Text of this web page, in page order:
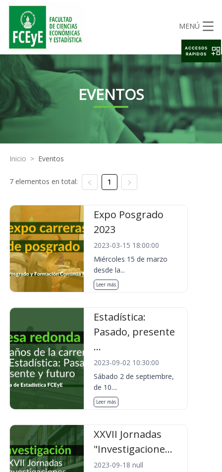
MENÚ
EVENTOS
Inicio > Eventos
7 elementos en total: 1
Expo Posgrado
2023
2023-03-15 18:00:00
Miércoles 15 de marzo
desde la...
Leer más
Estadística:
Pasado, presente
...
2023-09-02 10:30:00
Sábado 2 de septiembre,
de 10....
Leer más
XXVII Jornadas
"Investigacione...
2023-09-18 null
ACCESOS
RAPIDOS